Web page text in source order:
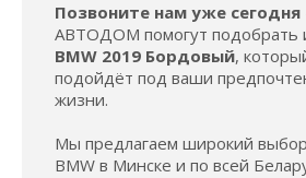
Позвоните нам уже сегодня
АВТОДОМ помогут подобрать
BMW 2019 Бордовый,
подойдёт под ваши
жизни.
Мы предлагаем широкий
BMW в Минске и по всей